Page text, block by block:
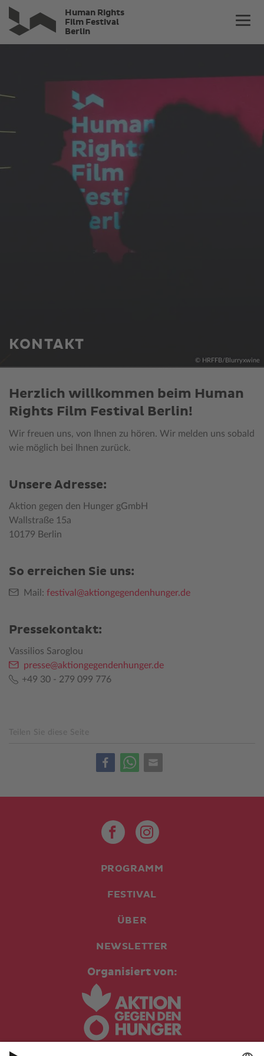
Direkt
zum
Inhalt
Human Rights
Film Festival
Berlin
© HRFFB/Blurryxwine
KONTAKT
Herzlich willkommen beim Human
Rights Film Festival Berlin!
Wir freuen uns, von Ihnen zu hören. Wir melden uns sobald
wie möglich bei Ihnen zurück.
Unsere Adresse:
Aktion gegen den Hunger gGmbH
Wallstraße 15a
10179 Berlin
So erreichen Sie uns:
Mail: festival@aktiongegendenhunger.de
Pressekontakt:
Vassilios Saroglou
presse@aktiongegendenhunger.de
+49 30 - 279 099 776
Teilen Sie diese Seite
PROGRAMM
FESTIVAL
ÜBER
NEWSLETTER
Organisiert von: